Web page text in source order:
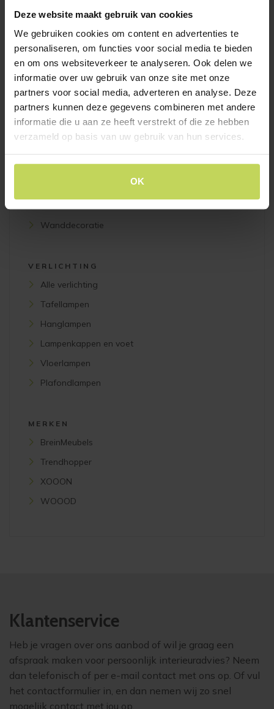
Deze website maakt gebruik van cookies
We gebruiken cookies om content en advertenties te
personaliseren, om functies voor social media te bieden
en om ons websiteverkeer te analyseren. Ook delen we
informatie over uw gebruik van onze site met onze
partners voor social media, adverteren en analyse. Deze
partners kunnen deze gegevens combineren met andere
informatie die u aan ze heeft verstrekt of die ze hebben
verzameld op basis van uw gebruik van hun services.
OK
Modulaire kasten
Wandkasten
Boekenkasten
Opbergkasten
Stellingkasten
ACCESSOIRES
Onderhoudsmiddelen
Wanddecoratie
VERLICHTING
Alle verlichting
Tafellampen
Hanglampen
Lampenkappen en voet
Vloerlampen
Plafondlampen
MERKEN
BreinMeubels
Trendhopper
XOOON
WOOOD
Klantenservice
Heb je vragen over ons aanbod of wil je graag een
afspraak maken voor persoonlijk interieuradvies? Neem
dan telefonisch of per e-mail contact met ons op. Of vul
het contactformulier in, en dan nemen wij zo snel
mogelijk contact met jou op.